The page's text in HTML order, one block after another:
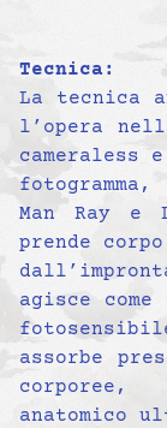
Tecnica:
La tecnica
l’opera
cameraless
Man Ray e
prende corpo
agisce
assorbe
anatomico